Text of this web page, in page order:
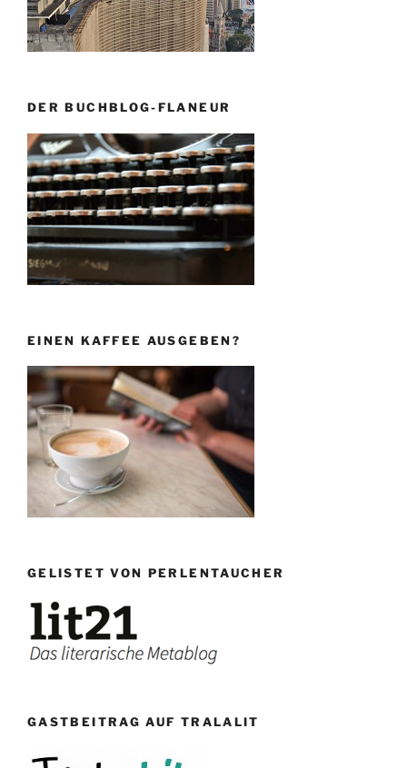
DER BUCHBLOG-FLANEUR
EINEN KAFFEE AUSGEBEN?
GELISTET VON PERLENTAUCHER
GASTBEITRAG AUF TRALALIT